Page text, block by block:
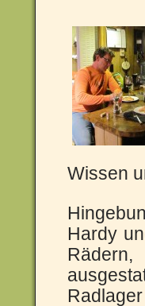
Wissen
Hardy